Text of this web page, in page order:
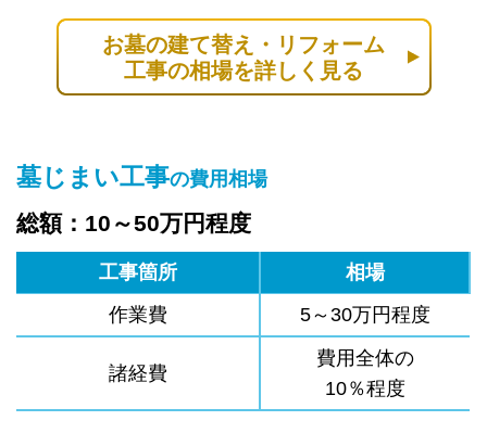
お墓の建て替え・リフォーム
工事の相場を詳しく見る
墓じまい工事の費用相場
総額：10～50万円程度
工事箇所
相場
作業費
5～30万円程度
諸経費
費用全体の
10％程度